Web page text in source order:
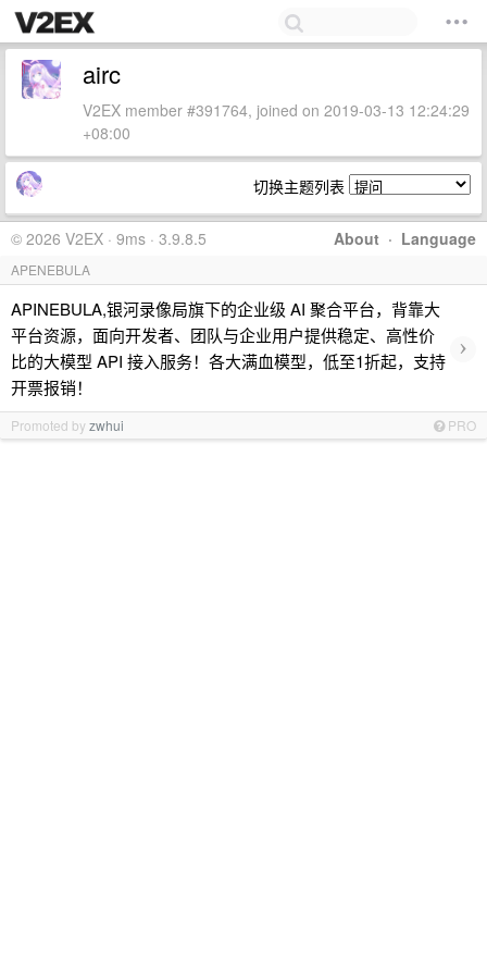
airc
V2EX member #391764, joined on 2019-03-13 12:24:29
+08:00
切换主题列表
About · Language
© 2026 V2EX · 9ms · 3.9.8.5
APENEBULA
APINEBULA,银河录像局旗下的企业级 AI 聚合平台，背靠大
平台资源，面向开发者、团队与企业用户提供稳定、高性价
比的大模型 API 接入服务！各大满血模型，低至1折起，支持
开票报销！
›
Promoted byzwhui PRO